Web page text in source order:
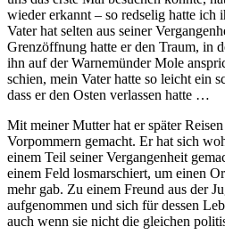
wieder erkannt – so redselig hatte ich
Vater hat selten aus seiner
Grenzöffnung hatte er den Traum, in
ihn auf der Warnemünder Mole
schien, mein Vater hatte so leicht ein
dass er den Osten verlassen hatte …
Mit meiner Mutter hat er später
Vorpommern gemacht. Er hat sich
einem Teil seiner Vergangenheit
einem Feld losmarschiert, um einen
mehr gab. Zu einem Freund aus der
aufgenommen und sich für dessen
auch wenn sie nicht die gleichen